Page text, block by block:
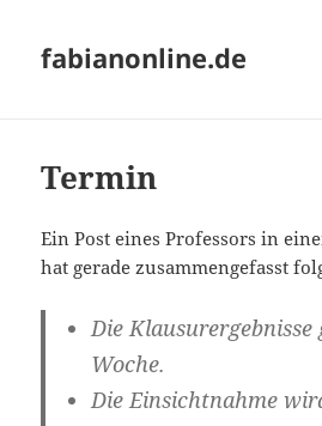
fabianonline.de
Termin
Ein Post eines Professors in
hat gerade zusammengefasst
Die Klausurergebnisse
Woche.
Die Einsichtnahme